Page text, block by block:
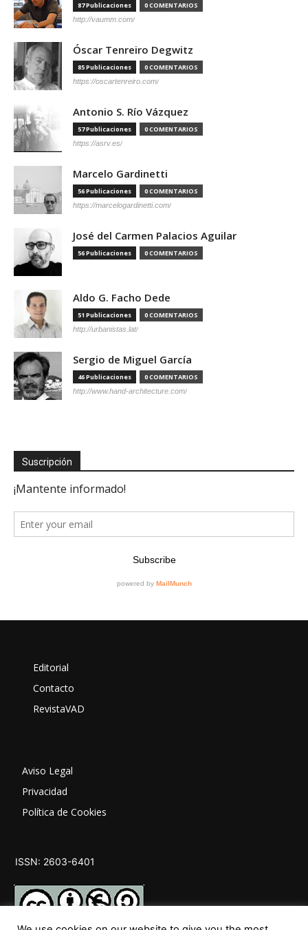
87 Publicaciones 0 COMENTARIOS
http://vaumm.com/
Óscar Tenreiro Degwitz
85 Publicaciones 0 COMENTARIOS
https://oscartenreiro.com/
Antonio S. Río Vázquez
57 Publicaciones 0 COMENTARIOS
https://asrv.es/
Marcelo Gardinetti
56 Publicaciones 0 COMENTARIOS
https://marcelogardinetti.com/
José del Carmen Palacios Aguilar
56 Publicaciones 0 COMENTARIOS
Aldo G. Facho Dede
51 Publicaciones 0 COMENTARIOS
http://urbanistas.lat/
Sergio de Miguel García
46 Publicaciones 0 COMENTARIOS
http://www.hand-architecture.com/
Suscripción
Editorial
Contacto
RevistaVAD
Aviso Legal
Privacidad
Política de Cookies
ISSN: 2603-6401